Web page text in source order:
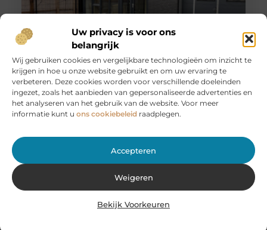
Uw privacy is voor ons
belangrijk
Wij gebruiken cookies en vergelijkbare technologieën om inzicht te
krijgen in hoe u onze website gebruikt en om uw ervaring te
verbeteren. Deze cookies worden voor verschillende doeleinden
ingezet, zoals het aanbieden van gepersonaliseerde advertenties en
het analyseren van het gebruik van de website. Voor meer
informatie kunt u ons cookiebeleid raadplegen.
Accepteren
Weigeren
Bekijk Voorkeuren
Huur een aanhanger of autoambulance bij JobCar –
Voor elk vervoer de juiste oplossing
Bij JobCar in Etten-Leur bent u aan het juiste adres voor
het huren van aanhangers en autoambulances. Of u nu